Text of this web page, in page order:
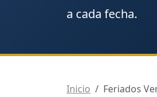
a cada fecha.
Inicio Feriados